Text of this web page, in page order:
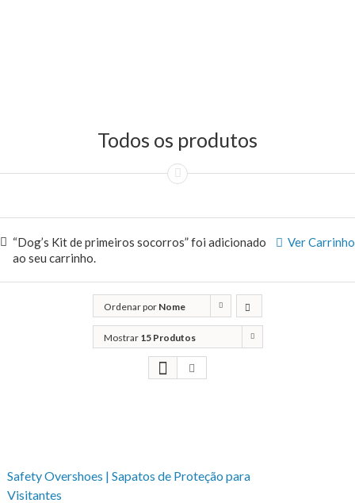
Todos os produtos
Ver Carrinho
“Dog’s Kit de primeiros socorros” foi adicionado
ao seu carrinho.
Ordenar por Nome
Mostrar 15 Produtos
Safety Overshoes | Sapatos de Proteção para
Visitantes